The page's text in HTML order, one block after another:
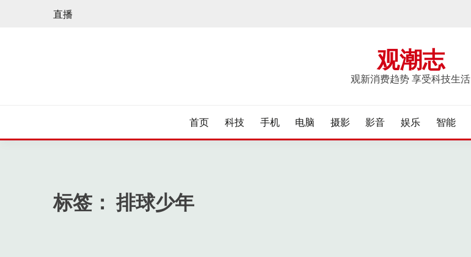
直播
观潮志
观新消费趋势 享受科技生活
首页 科技 手机 电脑 摄影 影音 娱乐 智能
标签：排球少年